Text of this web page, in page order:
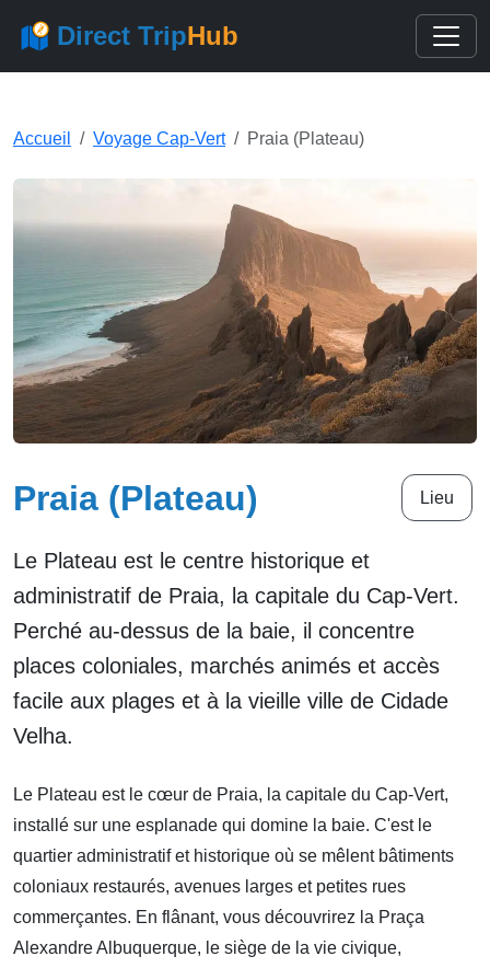
Direct TripHub
Accueil Voyage Cap-Vert Praia (Plateau)
Praia (Plateau) Lieu
Le Plateau est le centre historique et
administratif de Praia, la capitale du Cap-Vert.
Perché au-dessus de la baie, il concentre
places coloniales, marchés animés et accès
facile aux plages et à la vieille ville de Cidade
Velha.
Le Plateau est le cœur de Praia, la capitale du Cap-Vert,
installé sur une esplanade qui domine la baie. C'est le
quartier administratif et historique où se mêlent bâtiments
coloniaux restaurés, avenues larges et petites rues
commerçantes. En flânant, vous découvrirez la Praça
Alexandre Albuquerque, le siège de la vie civique,